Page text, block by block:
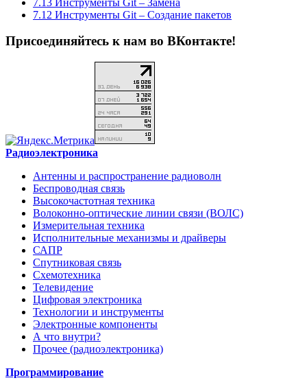
7.12 Инструменты Git – Создание пакетов
Присоединяйтесь к нам во ВКонтакте!
Радиоэлектроника
Антенны и распространение радиоволн
Беспроводная связь
Высокочастотная техника
Волоконно-оптические линии связи (ВОЛС)
Измерительная техника
Исполнительные механизмы и драйверы
САПР
Спутниковая связь
Схемотехника
Телевидение
Цифровая электроника
Технологии и инструменты
Электронные компоненты
А что внутри?
Прочее (радиоэлектроника)
Программирование